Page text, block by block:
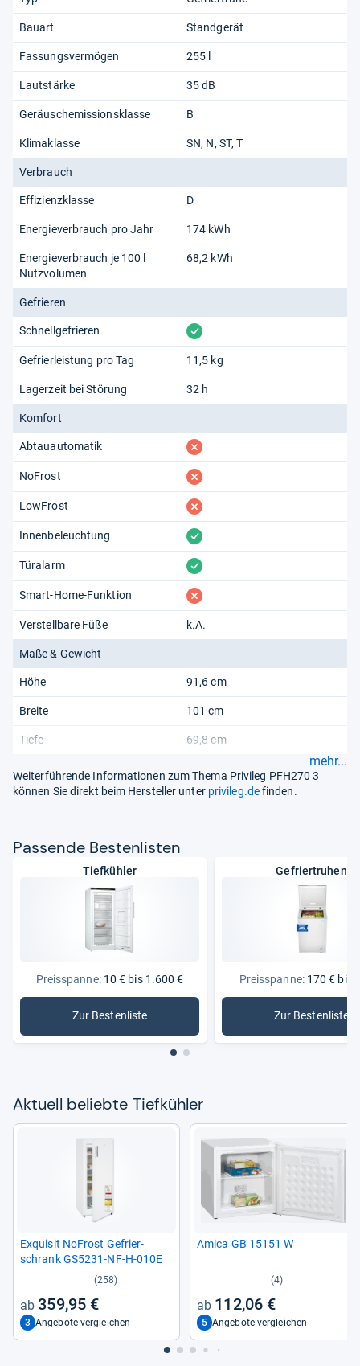
Bauart Standgerät
Fassungsvermögen 255 l
Lautstärke 35 dB
Geräuschemissionsklasse B
Klimaklasse SN N ST T
Verbrauch
Effizienzklasse D
Energieverbrauch pro Jahr 174 kWh
Energieverbrauch je 100 l
Nutzvolumen
68,2 kWh
Gefrieren
Schnellgefrieren vorhanden
Gefrierleistung pro Tag 11,5 kg
Lagerzeit bei Störung 32 h
Komfort
Abtauautomatik fehlt
NoFrost fehlt
LowFrost fehlt
Innenbeleuchtung vorhanden
Türalarm vorhanden
Smart-Home-Funktion fehlt
Verstellbare Füße k.A.
Maße & Gewicht
Höhe 91,6 cm
Breite 101 cm
Tiefe 69,8 cm
mehr...
Weiterführende Informationen zum Thema Privileg PFH270 3
können Sie direkt beim Hersteller unter privileg.definden.
Pas­sende Bes­ten­lis­ten
Tiefkühler
Preisspanne:10 € bis 1.600 €
Zur Bestenliste
: Tiefkühler
Gefriertruhen
Preisspanne:170 € bis
Zur Bestenliste
:
Aktu­ell beliebte Tief­küh­ler
Exqui­sit NoFrost Gefrier­
schrank GS5231-​NF-​H-​010E
(258)
359,95 €
3 Angebote vergleichen
Amica GB 15151 W
(4)
112,06 €
5 Angebote vergleichen